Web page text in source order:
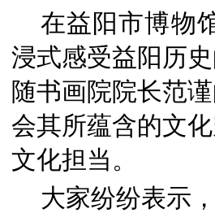
在益阳市博物
浸式感受益阳历
随书画院院长范
会其所蕴含的文
文化担当。
大家纷纷表示